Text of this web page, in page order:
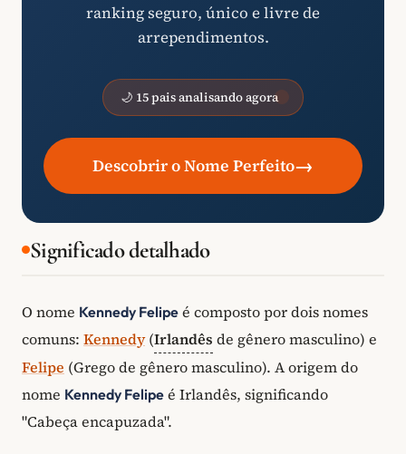
ranking seguro, único e livre de
arrependimentos.
🌙 15 pais analisando agora
Descobrir o Nome Perfeito→
Significado detalhado
O nome Kennedy Felipe é composto por dois nomes
comuns: Kennedy(Irlandês de gênero masculino) e
Felipe (Grego de gênero masculino). A origem do
nome Kennedy Felipe é Irlandês, significando
"Cabeça encapuzada".